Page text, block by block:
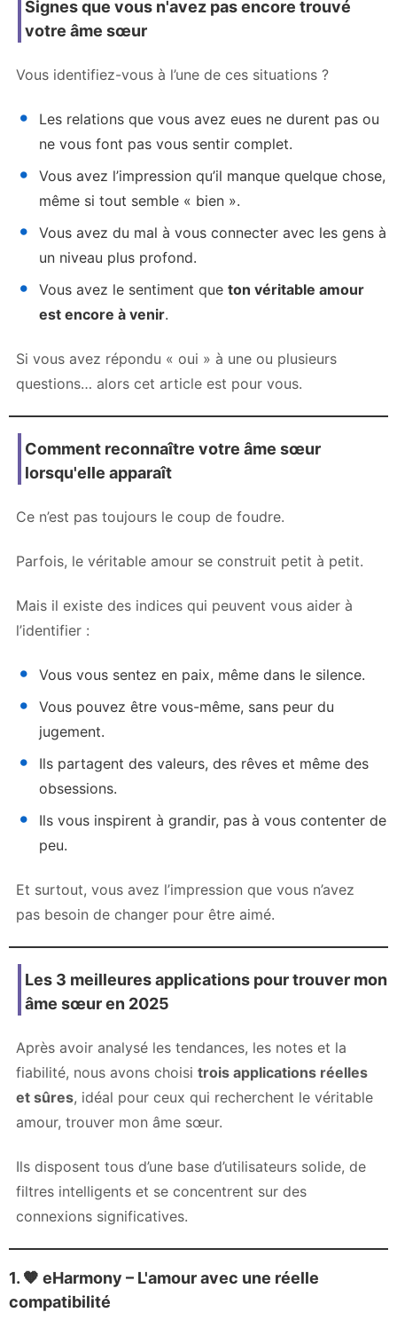
Signes que vous n'avez pas encore trouvé
votre âme sœur
Vous identifiez-vous à l’une de ces situations ?
Les relations que vous avez eues ne durent pas ou
ne vous font pas vous sentir complet.
Vous avez l’impression qu’il manque quelque chose,
même si tout semble « bien ».
Vous avez du mal à vous connecter avec les gens à
un niveau plus profond.
Vous avez le sentiment que ton véritable amour
est encore à venir.
Si vous avez répondu « oui » à une ou plusieurs
questions… alors cet article est pour vous.
Comment reconnaître votre âme sœur
lorsqu'elle apparaît
Ce n’est pas toujours le coup de foudre.
Parfois, le véritable amour se construit petit à petit.
Mais il existe des indices qui peuvent vous aider à
l’identifier :
Vous vous sentez en paix, même dans le silence.
Vous pouvez être vous-même, sans peur du
jugement.
Ils partagent des valeurs, des rêves et même des
obsessions.
Ils vous inspirent à grandir, pas à vous contenter de
peu.
Et surtout, vous avez l’impression que vous n’avez
pas besoin de changer pour être aimé.
Les 3 meilleures applications pour trouver mon
âme sœur en 2025
Après avoir analysé les tendances, les notes et la
fiabilité, nous avons choisi trois applications réelles
et sûres, idéal pour ceux qui recherchent le véritable
amour, trouver mon âme sœur.
Ils disposent tous d’une base d’utilisateurs solide, de
filtres intelligents et se concentrent sur des
connexions significatives.
1. 🧡 eHarmony – L'amour avec une réelle
compatibilité